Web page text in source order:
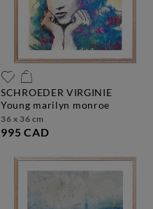
SCHROEDER VIRGINIE
young marilyn monroe
36 x 36 cm
995 CAD